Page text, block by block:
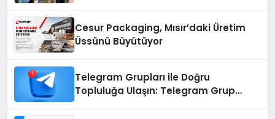
Cesur Packaging, Mısır’daki Üretim
Üssünü Büyütüyor
Telegram Grupları ile Doğru
Topluluğa Ulaşın: Telegram Grup